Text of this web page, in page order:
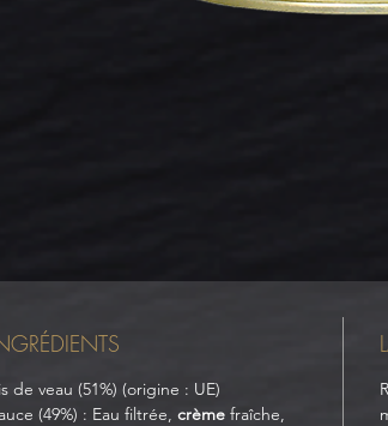
de veau (51%) (origine : UE)
(49%) : Eau filtrée, crème fraîche,